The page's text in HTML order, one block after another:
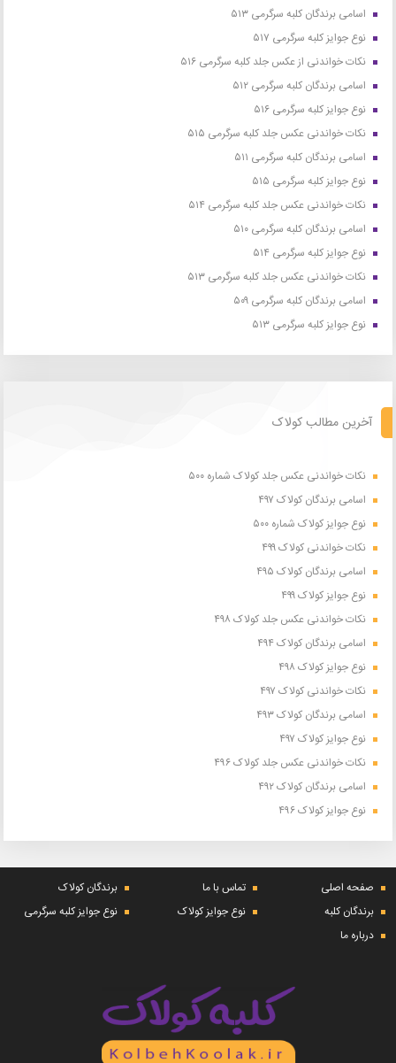
اسامی برندگان کلبه سرگرمی ۵۱۳
نوع جوایز کلبه سرگرمی ۵۱۷
نکات خواندنی از عکس جلد کلبه سرگرمی ۵۱۶
اسامی برندگان کلبه سرگرمی ۵۱۲
نوع جوایز کلبه سرگرمی ۵۱۶
نکات خواندنی عکس جلد کلبه سرگرمی ۵۱۵
اسامی برندگان کلبه سرگرمی ۵۱۱
نوع جوایز کلبه سرگرمی ۵۱۵
نکات خواندنی عکس جلد کلبه سرگرمی ۵۱۴
اسامی برندگان کلبه سرگرمی ۵۱۰
نوع جوایز کلبه سرگرمی ۵۱۴
نکات خواندنی عکس جلد کلبه سرگرمی ۵۱۳
اسامی برندگان کلبه سرگرمی ۵۰۹
نوع جوایز کلبه سرگرمی ۵۱۳
آخرین مطالب کولاک
نکات خواندنی عکس جلد کولاک شماره ۵۰۰
اسامی برندگان کولاک ۴۹۷
نوع جوایز کولاک شماره ۵۰۰
نکات خواندنی کولاک ۴۹۹
اسامی برندگان کولاک ۴۹۵
نوع جوایز کولاک ۴۹۹
نکات خواندنی عکس جلد کولاک ۴۹۸
اسامی برندگان کولاک ۴۹۴
نوع جوایز کولاک ۴۹۸
نکات خواندنی کولاک ۴۹۷
اسامی برندگان کولاک ۴۹۳
نوع جوایز کولاک ۴۹۷
نکات خواندنی عکس جلد کولاک ۴۹۶
اسامی برندگان کولاک ۴۹۲
نوع جوایز کولاک ۴۹۶
صفحه اصلی تماس با ما
برندگان کولاک
برندگان کلبه
نوع جوایز کولاک
نوع جوایز کلبه سرگرمی
درباره ما